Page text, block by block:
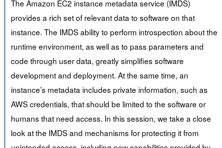
The Amazon EC2 instance metadata service (IMDS)
provides a rich set of relevant data to software on that
instance. The IMDS ability to perform introspection about the
runtime environment, as well as to pass parameters and
code through user data, greatly simplifies software
development and deployment. At the same time, an
instance’s metadata includes private information, such as
AWS credentials, that should be limited to the software or
humans that need access. In this session, we take a close
look at the IMDS and mechanisms for protecting it from